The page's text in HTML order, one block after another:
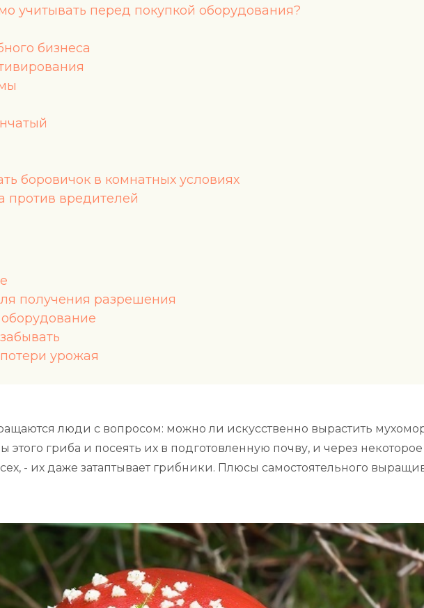
учитывать перед покупкой оборудования?
бизнеса
боровичок в комнатных условиях
против вредителей
получения разрешения
урожая
люди с вопросом: можно ли искусственно вырастить
этого гриба и посеять их в подготовленную почву, и через
- их даже затаптывает грибники. Плюсы самостоятельного